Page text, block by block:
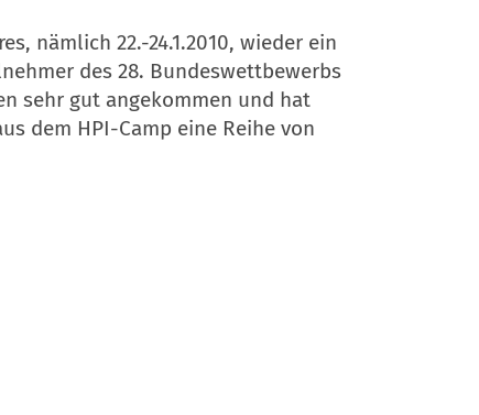
nämlich 22.-24.1.2010, wieder ein
des 28. Bundeswettbewerbs
sehr gut angekommen und hat
dem HPI-Camp eine Reihe von